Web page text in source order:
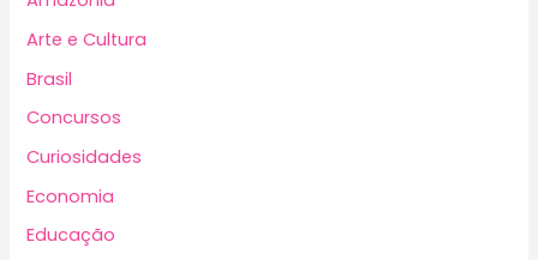
Arte e Cultura
Brasil
Concursos
Curiosidades
Economia
Educação